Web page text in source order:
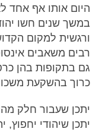
היום אותו אף אחד
במשך שנים חשו
ורגשית למקום
רבים משאבים
גם בתקופות בהן
כרוך בהשקעת
יתכן שעבור חלק
יתכן שיהודי